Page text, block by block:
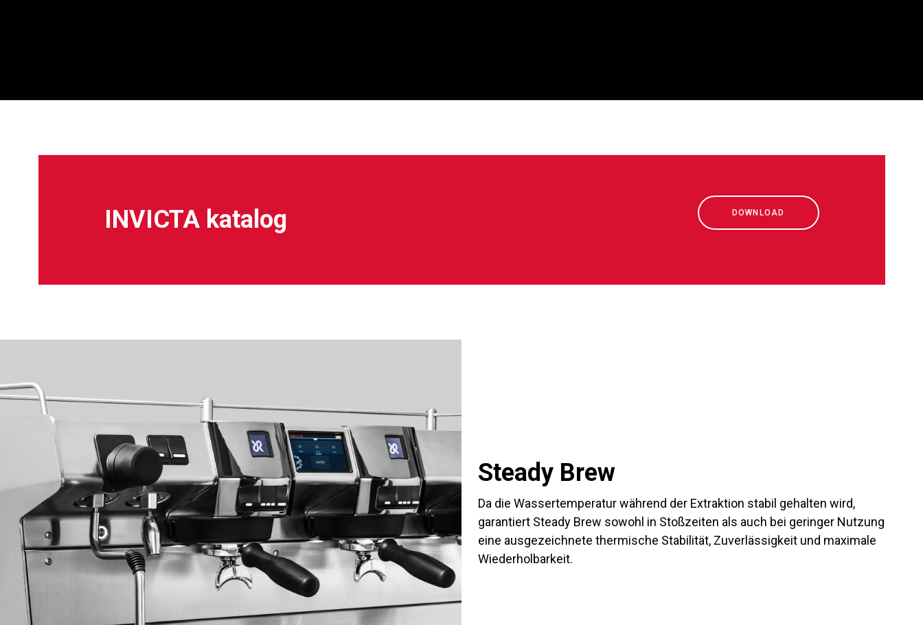
INVICTA katalog DOWNLOAD
Steady Brew
Da die Wassertemperatur während der Extraktion stabil gehalten wird,
garantiert Steady Brew sowohl in Stoßzeiten als auch bei geringer Nutzung
eine ausgezeichnete thermische Stabilität, Zuverlässigkeit und maximale
Wiederholbarkeit.